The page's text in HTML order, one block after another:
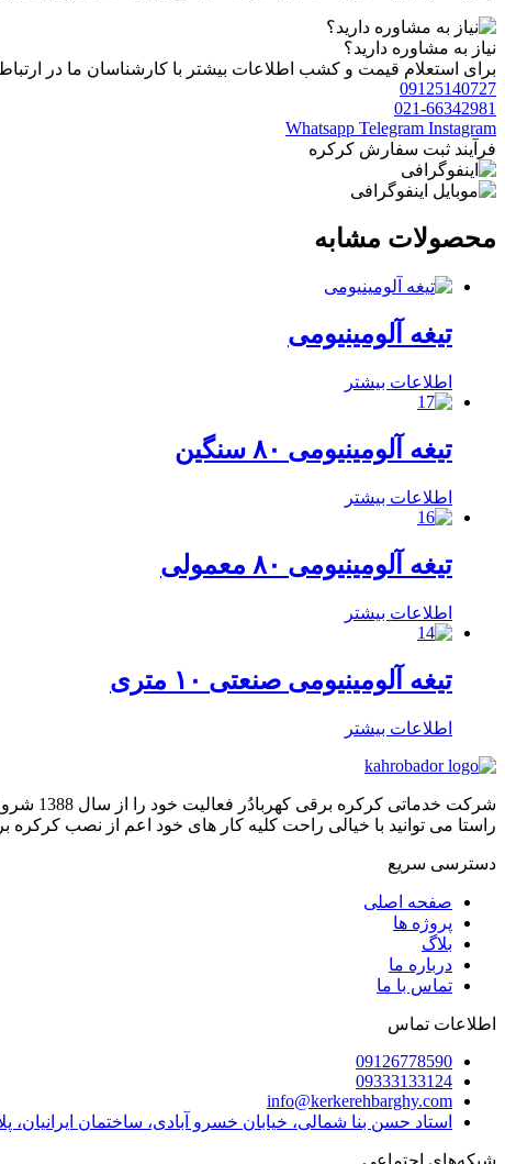
نیاز به مشاوره دارید؟
برای استعلام قیمت و کشب اطلاعات بیشتر با کارشناسان ما در
09125140727
021-66342981
Whatsapp Telegram Instagram
فرآیند ثبت سفارش کرکره
محصولات مشابه
تیغه آلومینیومی
اطلاعات بیشتر
تیغه آلومینیومی ۸۰ سنگین
اطلاعات بیشتر
تیغه آلومینیومی ۸۰ معمولی
اطلاعات بیشتر
تیغه آلومینیومی صنعتی ۱۰ متری
اطلاعات بیشتر
شرکت
راستا می توانید با خیالی راحت کلیه کار های خود اعم از نصب کرکره
دسترسی سریع
صفحه اصلی
پروژه ها
بلاگ
درباره ما
تماس با ما
اطلاعات تماس
09126778590
09333133124
info@kerkerehbarghy.com
استاد حسن بنا شمالی، خیابان خسرو آبادی، ساختمان ایرانیان، پلاک ۱، طبقه ۴،
شبکه‌های اجتماعی